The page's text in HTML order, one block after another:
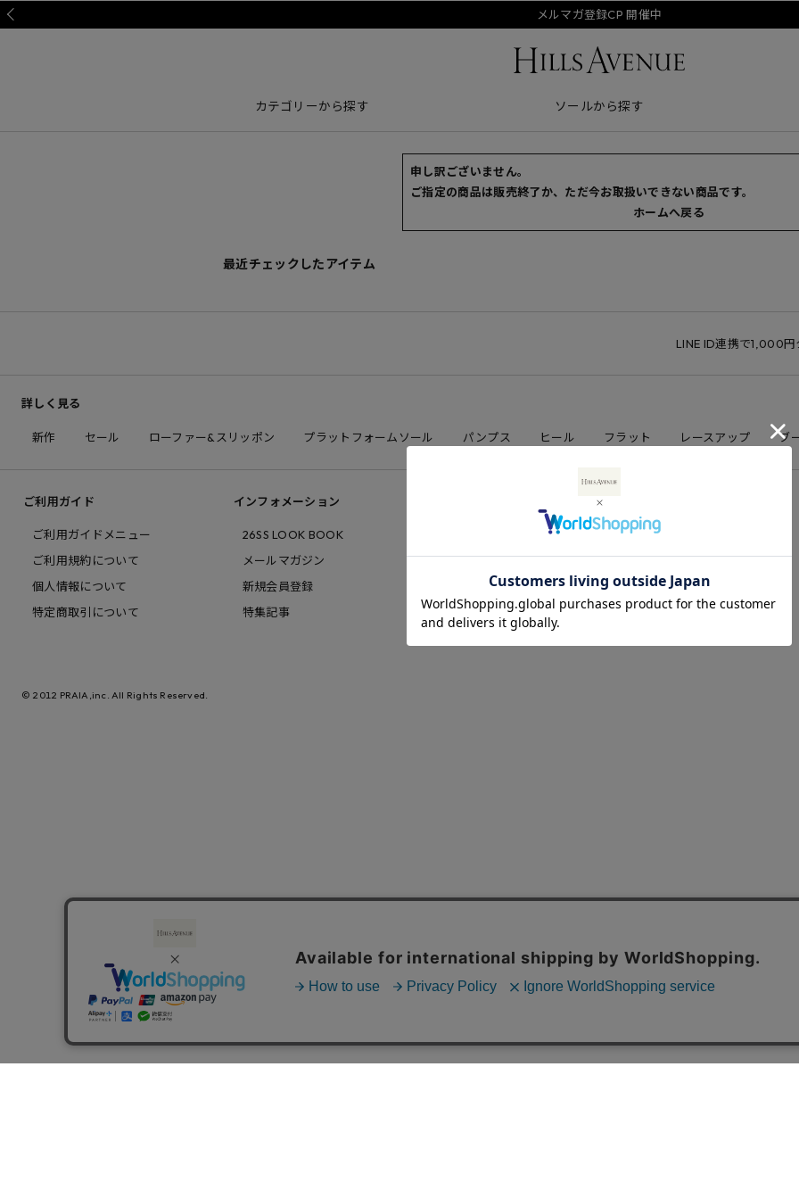
メルマガ登録CP 開催中
カテゴリーから探す ソールから探す
申し訳ございません。
ご指定の商品は販売終了か、ただ今お取扱いできない商品です。
ホームへ戻る
最近チェックしたアイテム
LINE ID連携で1,000円クー
詳しく見る
新作 セール ローファー&スリッポン プラットフォームソール パンプス ヒール フラット レースアップ ブ
ご利用ガイド
ご利用ガイドメニュー
ご利用規約について
個人情報について
特定商取引について
インフォメーション
26SS LOOK BOOK
メールマガジン
新規会員登録
特集記事
期間限定ストア
採用情報
お問い合わせ
コーポレートサイト
© 2012 PRAIA,inc. All Rights Reserved.